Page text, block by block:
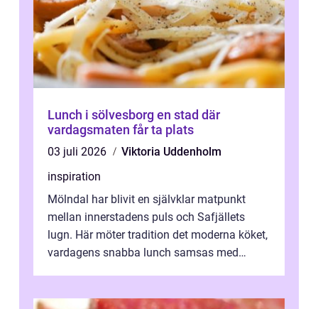
Lunch i sölvesborg en stad där
vardagsmaten får ta plats
03 juli 2026
Viktoria Uddenholm
inspiration
Mölndal har blivit en självklar matpunkt
mellan innerstadens puls och Safjällets
lugn. Här möter tradition det moderna köket,
vardagens snabba lunch samsas med